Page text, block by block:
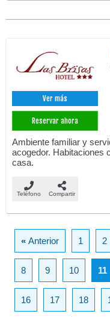
Ver más
Reservar ahora
Ambiente familiar y
acogedor. Habitaciones
casa.
Teléfono Compartir
«Anterior 1 2
8 9 10 11
16 17 18